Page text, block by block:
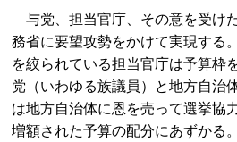
与党、担当官庁、その意を受け
務省に要望攻勢をかけて実現する
を絞られている担当官庁は予算枠
党（いわゆる族議員）と地方自治
は地方自治体に恩を売って選挙協
増額された予算の配分にあずかる